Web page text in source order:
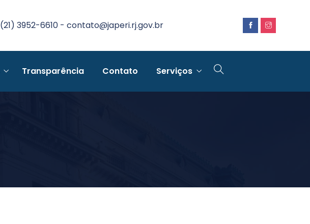
(21) 3952-6610 - contato@japeri.rj.gov.br
Transparência Contato Serviços